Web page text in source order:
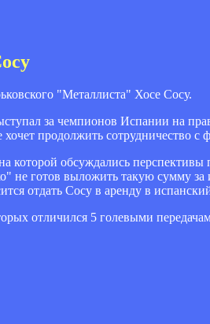
"Металлиста" Хосе Сосу.
за чемпионов Испании на
продолжить сотрудничество с
которой обсуждались
готов выложить такую сумму за
отдать Сосу в аренду в
отличился 5 голевыми